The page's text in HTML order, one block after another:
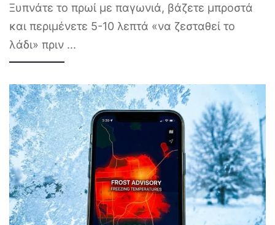
Ξυπνάτε το πρωί με παγωνιά, βάζετε μπροστά
και περιμένετε 5-10 λεπτά «να ζεσταθεί το
λάδι» πριν ...